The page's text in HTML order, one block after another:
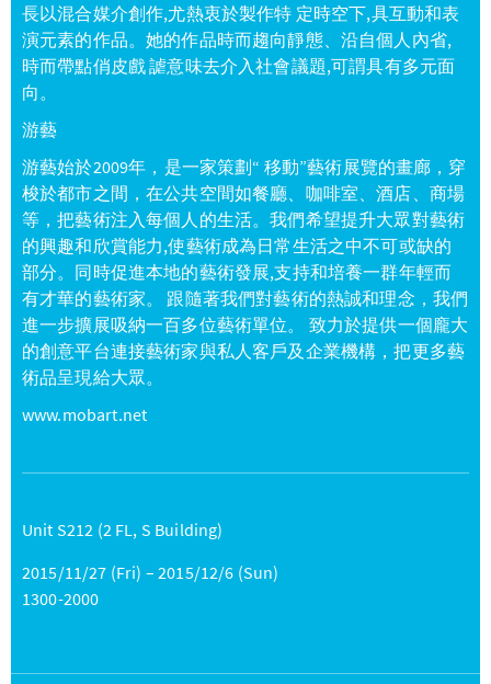
長以混合媒介創作,尤熱衷於製作特 定時空下,具互動和表
演元素的作品。她的作品時而趨向靜態、沿自個人內省,
時而帶點俏皮戲 謔意味去介入社會議題,可謂具有多元面
向。
游藝
游藝始於2009年，是一家策劃“ 移動”藝術展覽的畫廊，穿
梭於都市之間，在公共空間如餐廳、咖啡室、酒店、商場
等，把藝術注入每個人的生活。我們希望提升大眾對藝術
的興趣和欣賞能力,使藝術成為日常生活之中不可或缺的
部分。同時促進本地的藝術發展,支持和培養一群年輕而
有才華的藝術家。 跟隨著我們對藝術的熱誠和理念，我們
進一步擴展吸納一百多位藝術單位。 致力於提供一個龐大
的創意平台連接藝術家與私人客戶及企業機構，把更多藝
術品呈現給大眾。
www.mobart.net
Unit S212 (2 FL, S Building)
2015/11/27 (Fri) – 2015/12/6 (Sun)
1300-2000